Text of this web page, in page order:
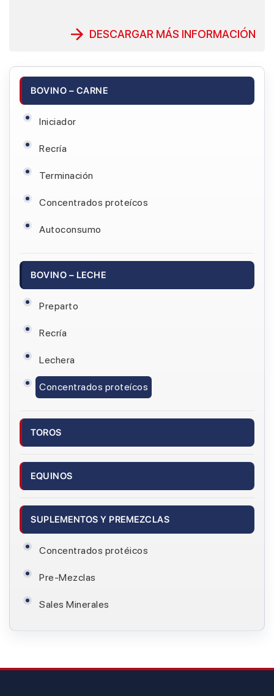
BOVINO – CARNE
Iniciador
Recría
Terminación
Concentrados proteícos
Autoconsumo
BOVINO – LECHE
Preparto
Recría
Lechera
Concentrados proteícos
TOROS
EQUINOS
SUPLEMENTOS Y PREMEZCLAS
Concentrados protéicos
Pre-Mezclas
Sales Minerales
DESCARGAR MÁS INFORMACIÓN